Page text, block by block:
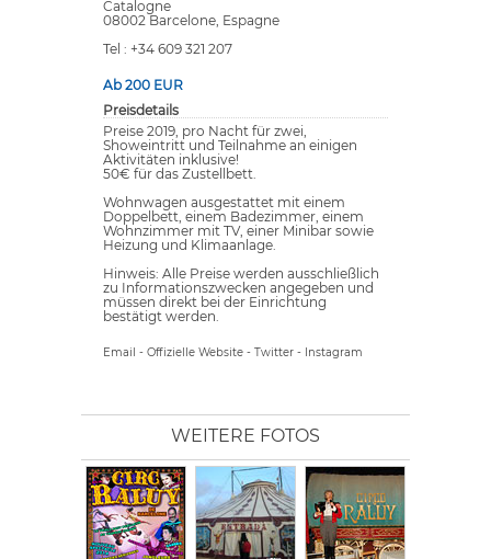
Catalogne
08002 Barcelone, Espagne
Tel : +34 609 321 207
Ab 200 EUR
Preisdetails
Preise 2019, pro Nacht für zwei,
Showeintritt und Teilnahme an einigen
Aktivitäten inklusive!
50€ für das Zustellbett.
Wohnwagen ausgestattet mit einem
Doppelbett, einem Badezimmer, einem
Wohnzimmer mit TV, einer Minibar sowie
Heizung und Klimaanlage.
Hinweis: Alle Preise werden ausschließlich
zu Informationszwecken angegeben und
müssen direkt bei der Einrichtung
bestätigt werden.
Email - Offizielle Website - Twitter - Instagram
WEITERE FOTOS